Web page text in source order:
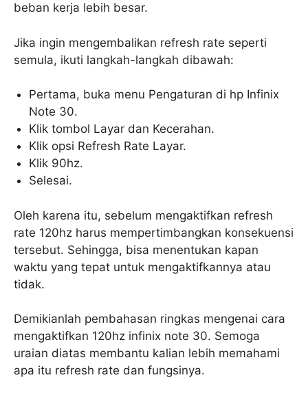
beban kerja lebih besar.
Jika ingin mengembalikan refresh rate seperti
semula, ikuti langkah-langkah dibawah:
Pertama, buka menu Pengaturan di hp Infinix
Note 30.
Klik tombol Layar dan Kecerahan.
Klik opsi Refresh Rate Layar.
Klik 90hz.
Selesai.
Oleh karena itu, sebelum mengaktifkan refresh
rate 120hz harus mempertimbangkan konsekuensi
tersebut. Sehingga, bisa menentukan kapan
waktu yang tepat untuk mengaktifkannya atau
tidak.
Demikianlah pembahasan ringkas mengenai cara
mengaktifkan 120hz infinix note 30. Semoga
uraian diatas membantu kalian lebih memahami
apa itu refresh rate dan fungsinya.